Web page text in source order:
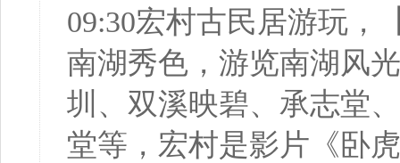
09:30宏村古民居游玩，
南湖秀色，游览南湖风
圳、双溪映碧、承志堂
堂等，宏村是影片《卧